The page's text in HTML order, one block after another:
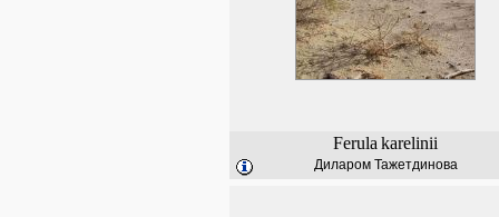
Ferula karelinii
Диларом Тажетдинова